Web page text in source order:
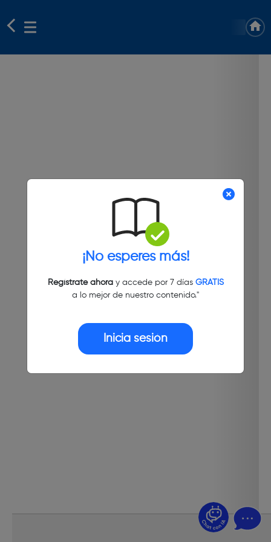
¡No esperes más!
Regístrate ahoray accede por 7 días GRATIS
a lo mejor de nuestro contenido."
Inicia sesión